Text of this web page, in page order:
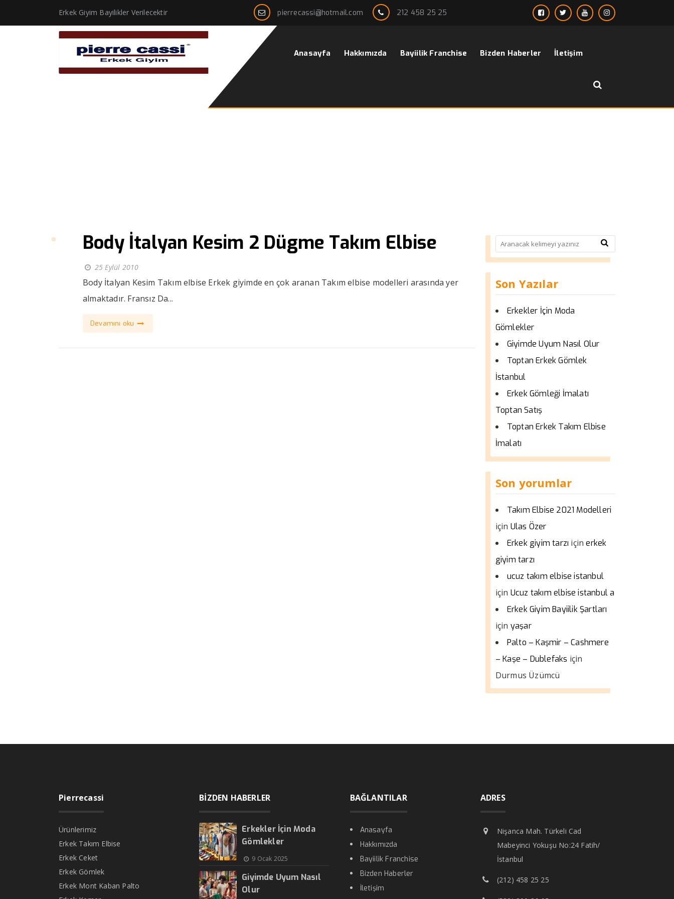
Erkek Giyim Bayilikler Verilecektir pierrecassi@hotmail.com 212 458 25 25
Anasayfa Hakkımızda Bayiilik Franchise Bizden Haberler İletişim
Body İtalyan Kesim 2 Dügme Takım Elbise
25 Eylül 2010
Body İtalyan Kesim Takım elbise Erkek giyimde en çok aranan Takım elbise modelleri arasında yer
almaktadır. Fransız Da...
Devamını oku
Son Yazılar
Erkekler İçin Moda
Gömlekler
Giyimde Uyum Nasıl Olur
Toptan Erkek Gömlek
İstanbul
Erkek Gömleği İmalatı
Toptan Satış
Toptan Erkek Takım Elbise
İmalatı
Son yorumlar
Takım Elbise 2021 Modelleri
için Ulas Özer
Erkek giyim tarzı içinerkek
giyim tarzı
ucuz takım elbise istanbul
için Ucuz takım elbise istanbul a
Erkek Giyim Bayiilik Şartları
için yaşar
Palto – Kaşmir – Cashmere
– Kaşe – Dublefaks için
Durmus Üzümcü
Pierrecassi
Ürünlerimiz
Erkek Takım Elbise
Erkek Ceket
Erkek Gömlek
Erkek Mont Kaban Palto
BİZDEN HABERLER
Erkekler İçin Moda
Gömlekler
9 Ocak 2025
Giyimde Uyum Nasıl
Olur
BAĞLANTILAR
Anasayfa
Hakkımızda
Bayiilik Franchise
Bizden Haberler
İletişim
ADRES
Nişanca Mah. Türkeli Cad
Mabeyinci Yokuşu No:24 Fatih/
İstanbul
(212) 458 25 25